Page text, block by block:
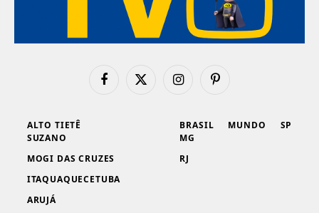
FacebookX
InstagramPinterest
ALTO TIETÊ
SUZANO
MOGI DAS CRUZES
ITAQUAQUECETUBA
ARUJÁ
BRASIL
MG
RJ
MUNDO SP